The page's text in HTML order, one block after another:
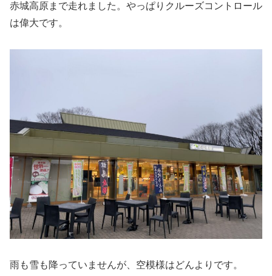
赤城高原まで走れました。やっぱりクルーズコントロール
は偉大です。
雨も雪も降っていませんが、空模様はどんよりです。